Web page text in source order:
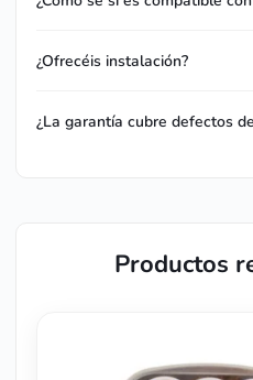
¿Ofrecéis instalación?
¿La garantía cubre defectos
Productos